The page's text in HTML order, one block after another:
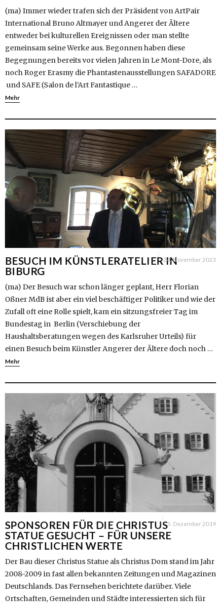
(ma) Immer wieder trafen sich der Präsident von ArtPair
International Bruno Altmayer und Angerer der Ältere
entweder bei kulturellen Ereignissen oder man stellte
gemeinsam seine Werke aus. Begonnen haben diese
Begegnungen bereits vor vielen Jahren in Le Mont-Dore, als
noch Roger Erasmy die Phantastenausstellungen SAFADORE
und SAFE (Salon de l’Art Fantastique …
Mehr
BESUCH IM KÜNSTLERATELIER IN
BIBURG
24. November 2023
(ma) Der Besuch war schon länger geplant, Herr Florian
Oßner MdB ist aber ein viel beschäftiger Politiker und wie der
Zufall oft eine Rolle spielt, kam ein sitzungsfreier Tag im
Bundestag in Berlin (Verschiebung der
Haushaltsberatungen wegen des Karlsruher Urteils) für
einen Besuch beim Künstler Angerer der Ältere doch noch …
Mehr
SPONSOREN FÜR DIE CHRISTUS
STATUE GESUCHT – FÜR UNSERE
CHRISTLICHEN WERTE
5. Dezember 2019
Der Bau dieser Christus Statue als Christus Dom stand im Jahr
2008-2009 in fast allen bekannten Zeitungen und Magazinen
Deutschlands. Das Fernsehen berichtete darüber. Viele
Ortschaften, Gemeinden und Städte interessierten sich für